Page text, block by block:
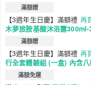
滿額贈
【3週年生日慶】滿額禮 再
木夢旅胺基酸沐浴露
滿額贈
【3週年生日慶】滿額禮 再
行全套體驗組 (一盒) 內含
滿額免運